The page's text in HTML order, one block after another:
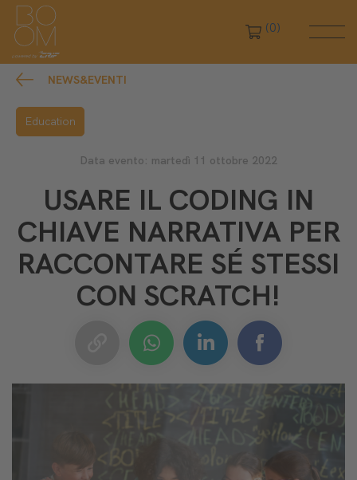
(0)
NEWS&EVENTI
Education
Data evento: martedì 11 ottobre 2022
USARE IL CODING IN
CHIAVE NARRATIVA PER
RACCONTARE SÉ STESSI
CON SCRATCH!